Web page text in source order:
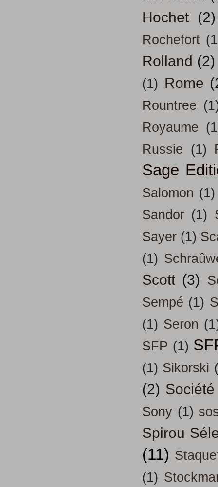
Hochet (2)
Rochefort
Rolland (2)
(1) Rome
Rountree
Royaume
Russie (1)
Sage
Salomon (1)
Sandor (1)
Sayer (1)
(1)
Scott (3)
Sempé (1)
(1) Seron
SFP (1)
(1) Sikorski
(2) Société
Sony (1)
Spirou
(11)
(1)